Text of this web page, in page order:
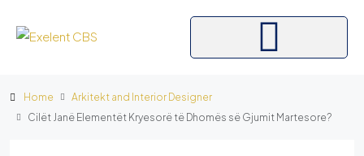
Home
Arkitekt and Interior Designer
Cilët Janë Elementët Kryesorë të Dhomës së Gjumit Martesore?